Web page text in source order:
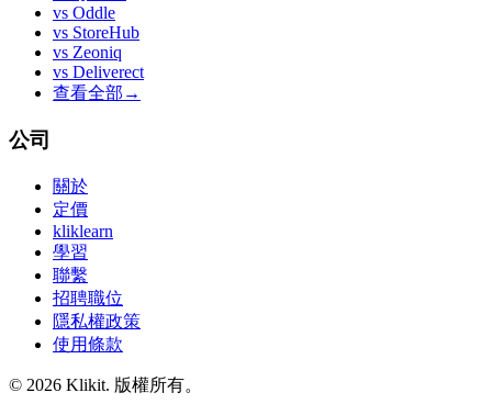
vs Oddle
vs StoreHub
vs Zeoniq
vs Deliverect
查看全部 →
公司
關於
定價
kliklearn
學習
聯繫
招聘職位
隱私權政策
使用條款
© 2026 Klikit. 版權所有。